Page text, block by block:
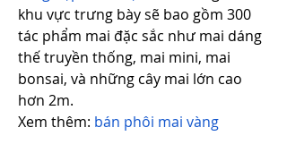
khu vực trưng bày sẽ bao gồm 300
tác phẩm mai đặc sắc như mai dáng
thế truyền thống, mai mini, mai
bonsai, và những cây mai lớn cao
hơn 2m.
Xem thêm: bán phôi mai vàng